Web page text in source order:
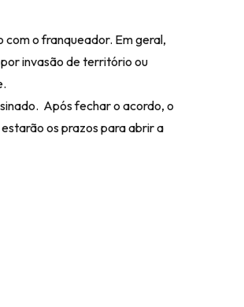
o franqueador. Em geral,
invasão de território ou
Após fechar o acordo, o
os prazos para abrir a